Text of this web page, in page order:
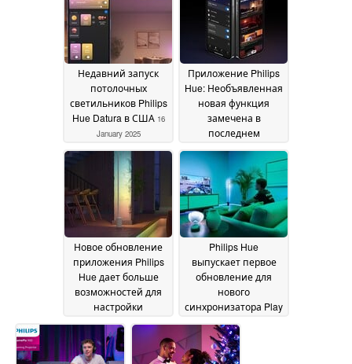
Недавний запуск
потолочных
светильников Philips
Hue Datura в США 16
January 2025
Приложение Philips
Hue: Необъявленная
новая функция
замечена в
последнем
14 January
2025
Новое обновление
приложения Philips
Hue дает больше
возможностей для
настройки
ламп
08 January 2025
Philips Hue
выпускает первое
обновление для
нового
синхронизатора Play
модели21 December 2024